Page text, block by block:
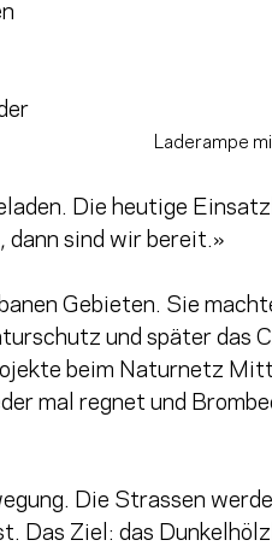
Laderampe
Die heutige
sind wir bereit.»
Gebieten. Sie
und später das
beim Naturnetz
mal regnet und
Die Strassen
Das Ziel: das